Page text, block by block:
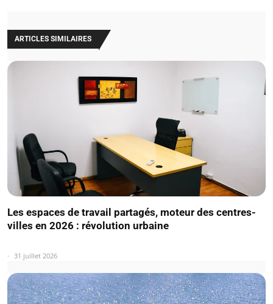
ARTICLES SIMILAIRES
Les espaces de travail partagés, moteur des centres-
villes en 2026 : révolution urbaine
31 juillet 2026